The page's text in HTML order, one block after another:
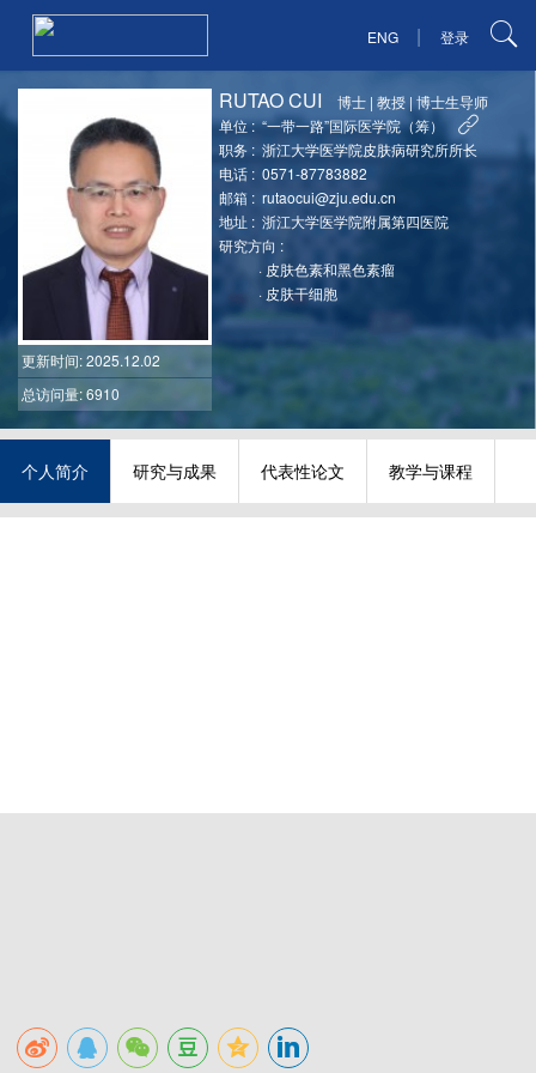
ENG | 登录
更新时间: 2025.12.02
总访问量: 6910
RUTAO CUI 博士 |教授 |博士生导师
单位 : “一带一路”国际医学院（筹）
职务 : 浙江大学医学院皮肤病研究所所长
电话 : 0571-87783882
邮箱 : rutaocui@zju.edu.cn
地址 : 浙江大学医学院附属第四医院
研究方向 :
· 皮肤色素和黑色素瘤
· 皮肤干细胞
个人简介 研究与成果 代表性论文 教学与课程